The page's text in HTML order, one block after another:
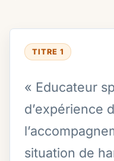
TITRE 1
« Educateur
d’expérience
situation de